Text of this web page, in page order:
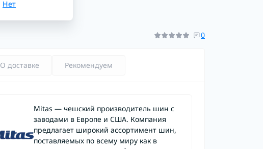
0
О доставке Рекомендуем
Mitas — чешский производитель шин с
заводами в Европе и США. Компания
предлагает широкий ассортимент шин,
поставляемых по всему миру как в